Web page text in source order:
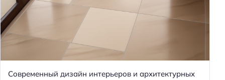
Современный дизайн интерьеров и архитектурных